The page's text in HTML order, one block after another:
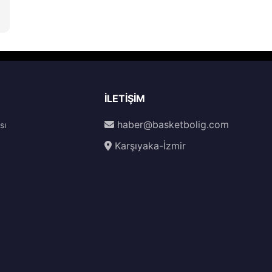
İLETIŞIM
haber@basketbolig.com
Karşıyaka-İzmir